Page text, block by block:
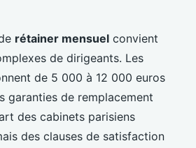
rétainer mensuel convient
de dirigeants. Les
de 5 000 à 12 000 euros
garanties de remplacement
des cabinets parisiens
des clauses de satisfaction